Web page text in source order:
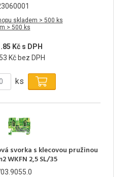
skladem > 500 ks
> 500 ks
Kč s DPH
Kč bez DPH
ks
svorka s klecovou pružinou
WKFN 2,5 SL/35